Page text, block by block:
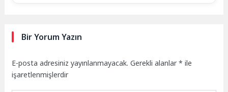
Bir Yorum Yazın
E-posta adresiniz yayınlanmayacak. Gerekli alanlar* ile
işaretlenmişlerdir